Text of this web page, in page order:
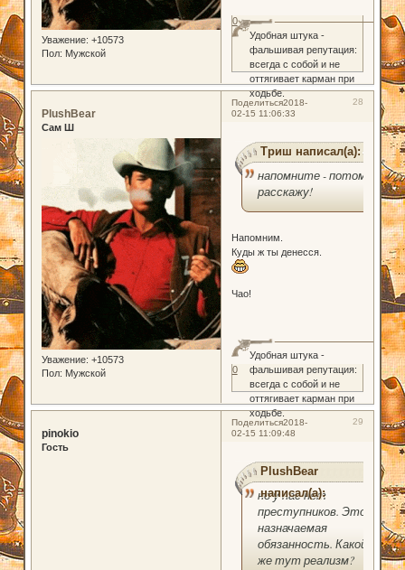
Уважение: +10573
Пол: Мужской
Удобная штука -
фальшивая репутация:
всегда с собой и не
оттягивает карман при
ходьбе.
0
Поделиться 28
2018-
02-15 11:06:33
PlushBear
Сам Ш
Уважение: +10573
Пол: Мужской
Триш написал(а):
напомните - потом
расскажу!
Напомним.
Куды ж ты денесся.
Чао!
Удобная штука -
фальшивая репутация:
всегда с собой и не
оттягивает карман при
ходьбе.
0
Поделиться 29
2018-
02-15 11:09:48
pinokio
Гость
PlushBear
написал(а):
но у нас нет
преступников. Это
назначаемая
обязанность. Какой
же тут реализм?